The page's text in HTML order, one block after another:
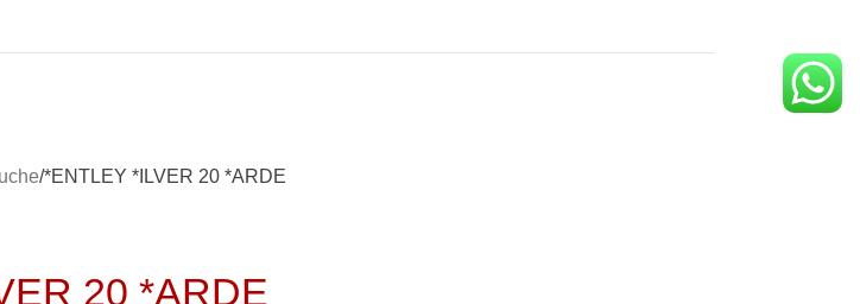
*ENTLEY *ILVER 20 *ARDE
20 *ARDE